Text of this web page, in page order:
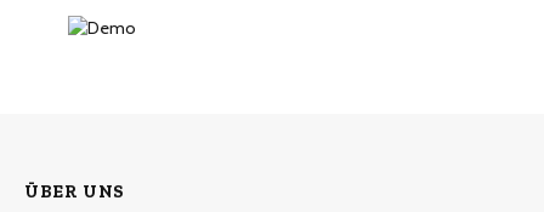
ÜBER UNS